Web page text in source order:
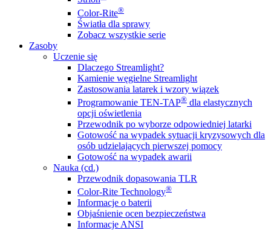
Color-Rite®
Światła dla sprawy
Zobacz wszystkie serie
Zasoby
Uczenie się
Dlaczego Streamlight?
Kamienie węgielne Streamlight
Zastosowania latarek i wzory wiązek
Programowanie TEN-TAP® dla elastycznych
opcji oświetlenia
Przewodnik po wyborze odpowiedniej latarki
Gotowość na wypadek sytuacji kryzysowych dla
osób udzielających pierwszej pomocy
Gotowość na wypadek awarii
Nauka (cd.)
Przewodnik dopasowania TLR
Color-Rite Technology®
Informacje o baterii
Objaśnienie ocen bezpieczeństwa
Informacje ANSI